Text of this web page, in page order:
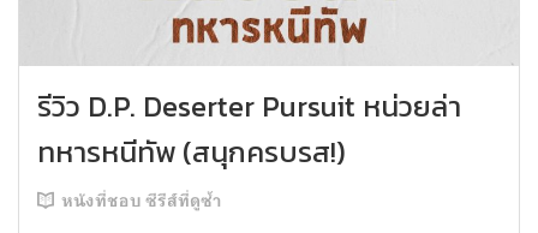
รีวิว D.P. Deserter Pursuit หน่วยล่า
ทหารหนีทัพ (สนุกครบรส!)
หนังที่ชอบ ซีรีส์ที่ดูซ้ำ